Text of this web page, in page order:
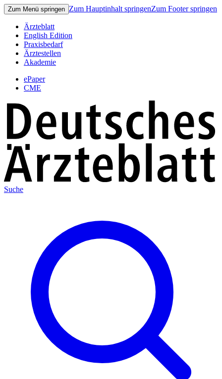
Zum Menü springen Zum Hauptinhalt springenZum Footer springen
Ärzteblatt
English Edition
Praxisbedarf
Ärztestellen
Akademie
ePaper
CME
Suche